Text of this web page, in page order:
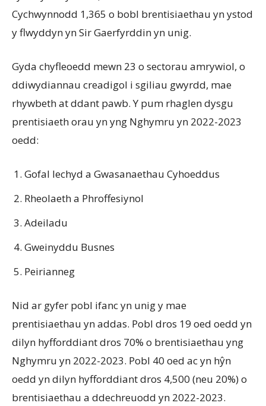
Cychwynnodd 1,365 o bobl brentisiaethau yn ystod
y flwyddyn yn Sir Gaerfyrddin yn unig.
Gyda chyfleoedd mewn 23 o sectorau amrywiol, o
ddiwydiannau creadigol i sgiliau gwyrdd, mae
rhywbeth at ddant pawb. Y pum rhaglen dysgu
prentisiaeth orau yn yng Nghymru yn 2022-2023
oedd:
Gofal Iechyd a Gwasanaethau Cyhoeddus
Rheolaeth a Phroffesiynol
Adeiladu
Gweinyddu Busnes
Peirianneg
Nid ar gyfer pobl ifanc yn unig y mae
prentisiaethau yn addas. Pobl dros 19 oed oedd yn
dilyn hyfforddiant dros 70% o brentisiaethau yng
Nghymru yn 2022-2023. Pobl 40 oed ac yn hŷn
oedd yn dilyn hyfforddiant dros 4,500 (neu 20%) o
brentisiaethau a ddechreuodd yn 2022-2023.